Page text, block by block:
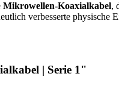
Mikrowellen-Koaxialkabel,
verbesserte physische
| Serie 1"